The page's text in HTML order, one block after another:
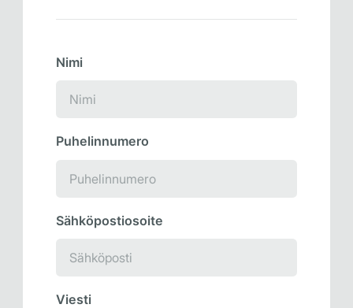
Nimi
Puhelinnumero
Sähköpostiosoite
Viesti